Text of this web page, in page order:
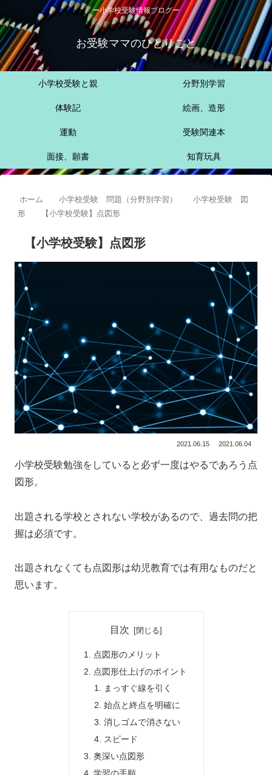
ー小学校受験情報ブログー
お受験ママのひとりごと
小学校受験と親 分野別学習
体験記 絵画、造形
運動 受験関連本
面接、願書 知育玩具
ホーム 小学校受験 問題（分野別学習）
小学校受験 図
形
【小学校受験】点図形
【小学校受験】点図形
2021.06.15 2021.06.04
小学校受験勉強をしていると必ず一度はやるであろう点
図形。
出題される学校とされない学校があるので、過去問の把
握は必須です。
出題されなくても点図形は幼児教育では有用なものだと
思います。
目次
点図形のメリット
点図形仕上げのポイント
まっすぐ線を引く
始点と終点を明確に
消しゴムで消さない
スピード
奥深い点図形